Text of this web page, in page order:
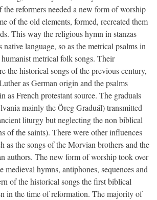
reformers needed a new form of worship
of the old elements, formed, recreated them
This way the religious hymn in stanzas
native language, so as the metrical psalms in
metrical folk songs. Their
the historical songs of the previous century,
as German origin and the psalms
as French protestant source. The graduals
mainly the Öreg Graduál) transmitted
liturgy but neglecting the non biblical
of the saints). There were other influences
as the songs of the Morvian brothers and the
authors. The new form of worship took over
medieval hymns, antiphones, sequences and
of the historical songs the first biblical
in the time of reformation. The majority of